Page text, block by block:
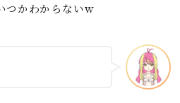
つかわからないｗ